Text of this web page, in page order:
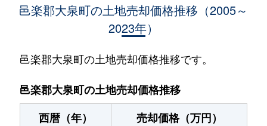
1,000万円
大字仙石
790万円 西小泉
仙石
730万円 西小泉
中央
小泉町(群馬)
邑楽郡大泉町の土地売却価格推移（2005～
2023年）
邑楽郡大泉町の土地売却価格推移です。
邑楽郡大泉町の土地売却価格推移
西暦（年）
売却価格（万円）